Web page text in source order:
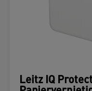
Leitz IQ